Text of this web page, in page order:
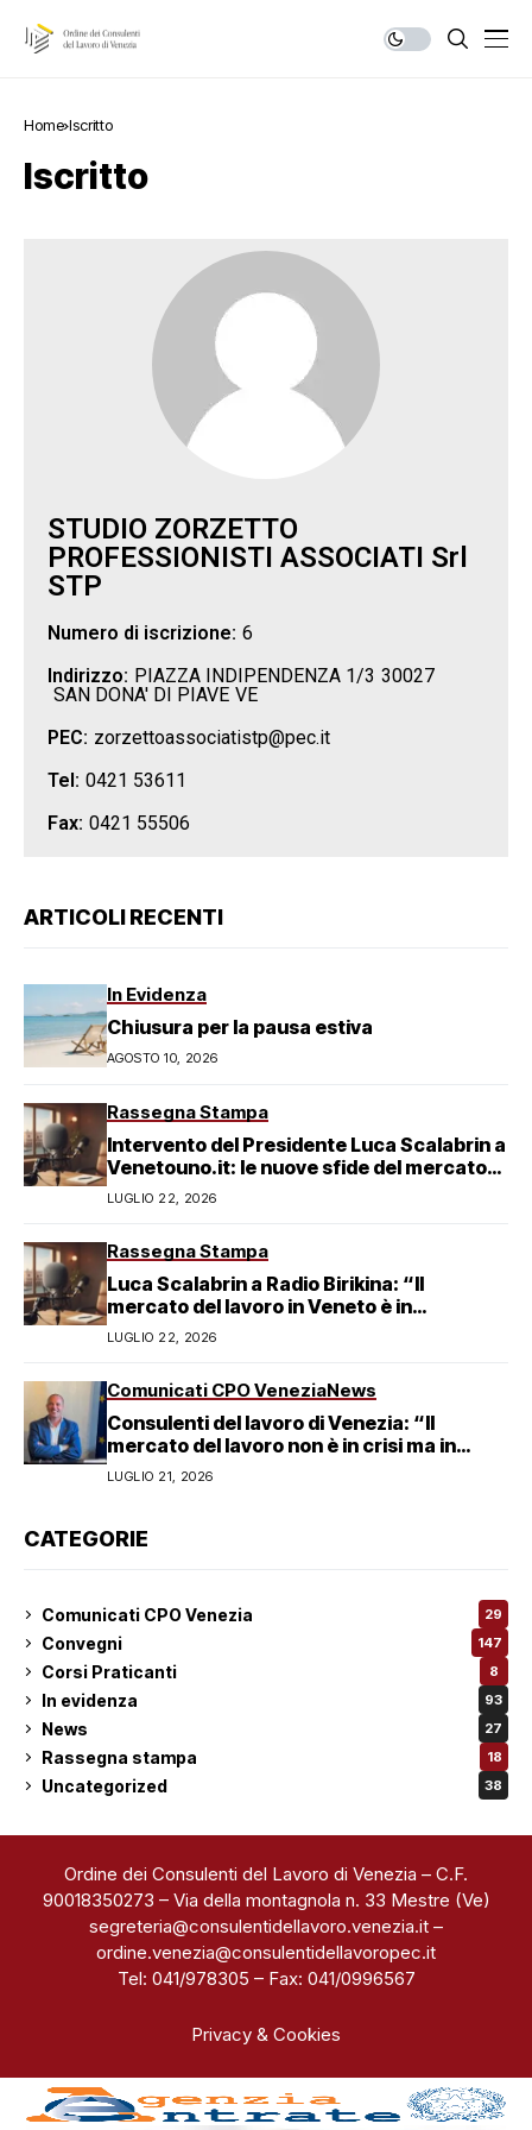
Home Iscritto
Iscritto
STUDIO ZORZETTO
PROFESSIONISTI ASSOCIATI Srl
STP
Numero di iscrizione: 6
Indirizzo: PIAZZA INDIPENDENZA 1/3 30027
SAN DONA' DI PIAVE VE
PEC: zorzettoassociatistp@pec.it
Tel: 0421 53611
Fax: 0421 55506
ARTICOLI RECENTI
In Evidenza
Chiusura per la pausa estiva
AGOSTO 10, 2026
Rassegna Stampa
Intervento del Presidente Luca Scalabrin a
Venetouno.it: le nuove sfide del mercato
del lavoro veneziano
LUGLIO 22, 2026
Rassegna Stampa
Luca Scalabrin a Radio Birikina: “Il
mercato del lavoro in Veneto è in
trasformazione”
LUGLIO 22, 2026
Comunicati CPO VeneziaNews
Consulenti del lavoro di Venezia: “Il
mercato del lavoro non è in crisi ma in
trasformazione, serve responsabilità
condivisa”
LUGLIO 21, 2026
CATEGORIE
Comunicati CPO Venezia 29
Convegni 147
Corsi Praticanti 8
In evidenza 93
News 27
Rassegna stampa 18
Uncategorized 38
Ordine dei Consulenti del Lavoro di Venezia – C.F.
90018350273 – Via della montagnola n. 33 Mestre (Ve)
segreteria@consulentidellavoro.venezia.it –
ordine.venezia@consulentidellavoropec.it
Tel: 041/978305 – Fax: 041/0996567
Privacy & Cookies